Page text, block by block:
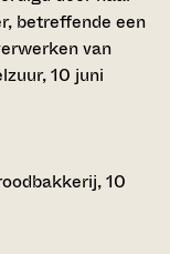
betreffende een
van
10 juni
10